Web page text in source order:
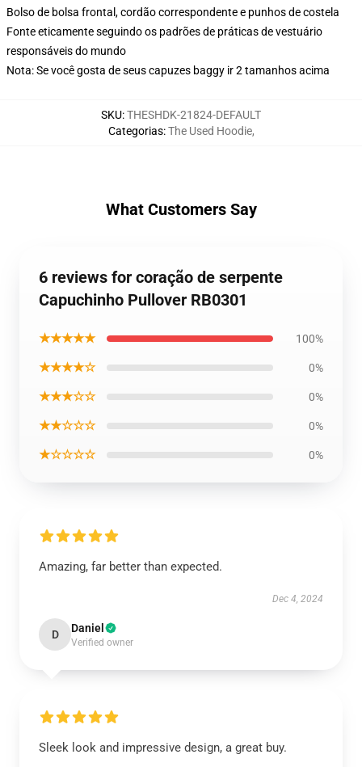
Bolso de bolsa frontal, cordão correspondente e punhos de costela
Fonte eticamente seguindo os padrões de práticas de vestuário
responsáveis do mundo
Nota: Se você gosta de seus capuzes baggy ir 2 tamanhos acima
SKU:THESHDK-21824-DEFAULT
Categorias:The Used Hoodie,
What Customers Say
6 reviews for coração de serpente
Capuchinho Pullover RB0301
★★★★★ 100%
★★★★☆ 0%
★★★☆☆ 0%
★★☆☆☆ 0%
★☆☆☆☆ 0%
Amazing, far better than expected.
Dec 4, 2024
D Daniel
Verified owner
Sleek look and impressive design, a great buy.